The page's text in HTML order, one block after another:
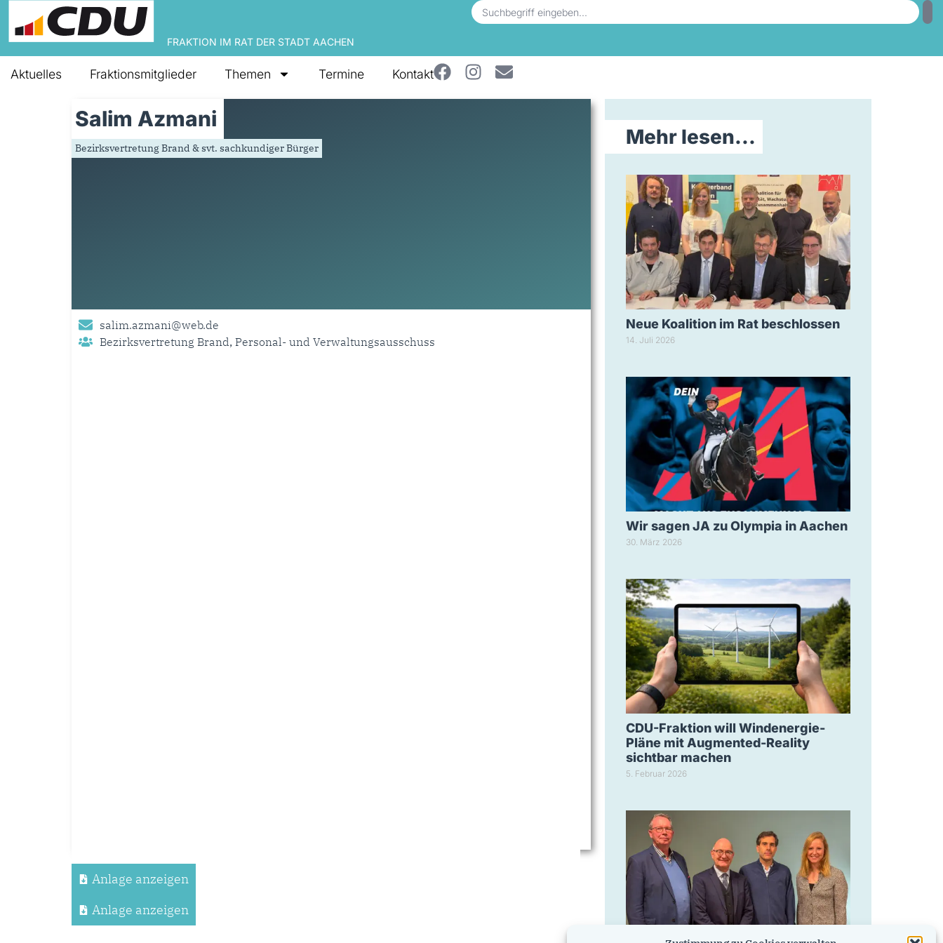
FRAKTION IM RAT DER STADT AACHEN
Aktuelles Fraktionsmitglieder Themen Termine Kontakt
Salim Azmani
Bezirksvertretung Brand & svt. sachkundiger Bürger
salim.azmani@web.de
Bezirksvertretung Brand, Personal- und Verwaltungsausschuss
Anlage anzeigen
Anlage anzeigen
Mehr lesen...
Neue Koalition im Rat beschlossen
14. Juli 2026
Wir sagen JA zu Olympia in Aachen
30. März 2026
CDU-Fraktion will Windenergie-
Pläne mit Augmented-Reality
sichtbar machen
5. Februar 2026